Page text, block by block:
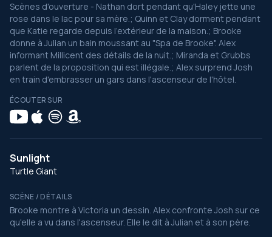
Scènes d'ouverture - Nathan dort pendant qu'Haley jette une
rose dans le lac pour sa mère.; Quinn et Clay dorment pendant
que Katie regarde depuis l'extérieur de la maison.; Brooke
donne à Julian un bain moussant au "Spa de Brooke". Alex
informant Millicent des détails de la nuit.; Miranda et Grubbs
parlent de la proposition qui est illégale.; Alex surprend Josh
en train d'embrasser un gars dans l'ascenseur de l'hôtel.
ÉCOUTER SUR
Sunlight
Turtle Giant
SCÈNE / DÉTAILS
Brooke montre à Victoria un dessin. Alex confronte Josh sur ce
qu'elle a vu dans l'ascenseur. Elle le dit à Julian et à son père.